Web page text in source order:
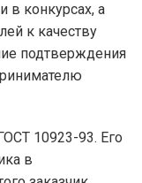
в конкурсах, а
к качеству
подтверждения
10923-93. Его
в